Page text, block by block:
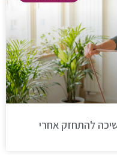
להתחזק אחרי